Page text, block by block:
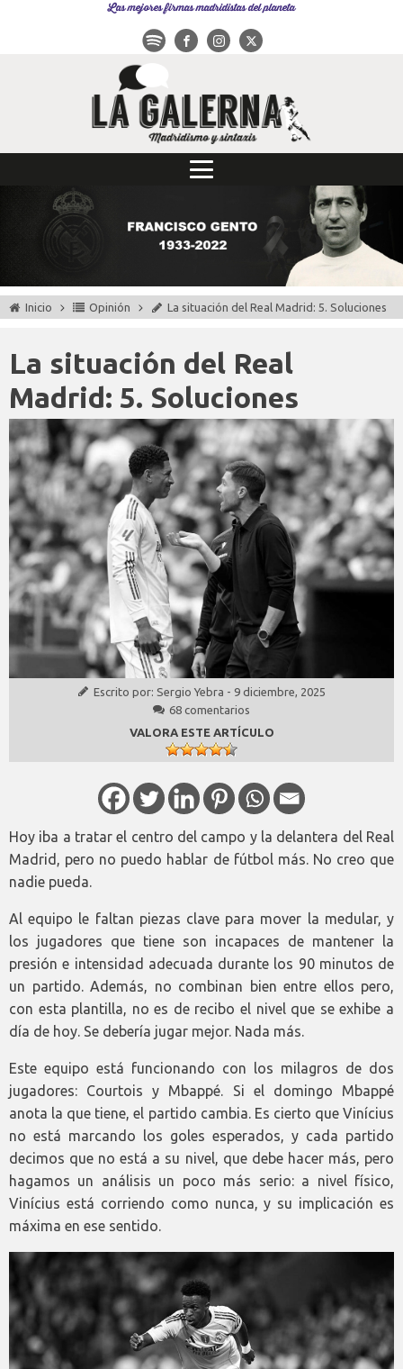
Las mejores firmas madridistas del planeta
Inicio Opinión La situación del Real Madrid: 5. Soluciones
La situación del Real
Madrid: 5. Soluciones
Escrito por: Sergio Yebra - 9 diciembre, 2025
68 comentarios
VALORA ESTE ARTÍCULO
Hoy iba a tratar el centro del campo y la delantera del Real
Madrid, pero no puedo hablar de fútbol más. No creo que
nadie pueda.
Al equipo le faltan piezas clave para mover la medular, y
los jugadores que tiene son incapaces de mantener la
presión e intensidad adecuada durante los 90 minutos de
un partido. Además, no combinan bien entre ellos pero,
con esta plantilla, no es de recibo el nivel que se exhibe a
día de hoy. Se debería jugar mejor. Nada más.
Este equipo está funcionando con los milagros de dos
jugadores: Courtois y Mbappé. Si el domingo Mbappé
anota la que tiene, el partido cambia. Es cierto que Vinícius
no está marcando los goles esperados, y cada partido
decimos que no está a su nivel, que debe hacer más, pero
hagamos un análisis un poco más serio: a nivel físico,
Vinícius está corriendo como nunca, y su implicación es
máxima en ese sentido.